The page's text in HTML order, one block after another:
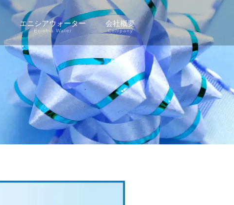
エニシアウォーター
Enishia Water
会社概要
Company